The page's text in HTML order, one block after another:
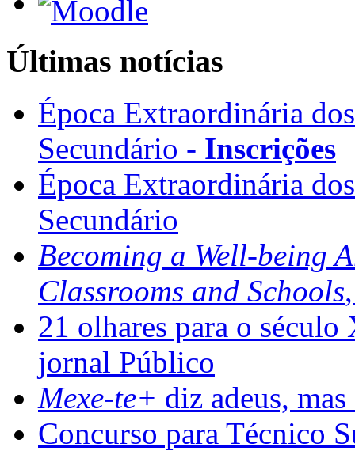
Últimas notícias
Época Extraordinária
Secundário - Inscrições
Época Extraordinária
Secundário
Becoming a Well-being
Classrooms and Schools
21 olhares para o
jornal Público
Mexe-te+ diz adeus,
Concurso para Técnico